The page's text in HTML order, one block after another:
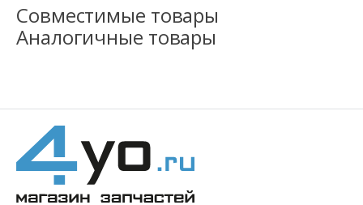
Совместимые товары
Аналогичные товары